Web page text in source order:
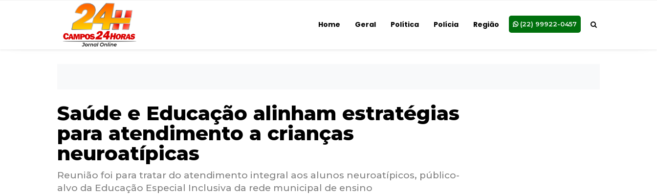
Home Geral Política Polícia Região (22) 99922-0457
Saúde e Educação alinham estratégias
para atendimento a crianças
neuroatípicas
Reunião foi para tratar do atendimento integral aos alunos neuroatípicos, público-
alvo da Educação Especial Inclusiva da rede municipal de ensino